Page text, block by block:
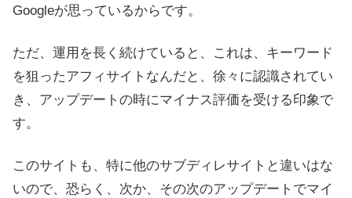
Googleが思っているからです。
ただ、運用を長く続けていると、これは、キーワード
を狙ったアフィサイトなんだと、徐々に認識されてい
き、アップデートの時にマイナス評価を受ける印象で
す。
このサイトも、特に他のサブディレサイトと違いはな
いので、恐らく、次か、その次のアップデートでマイ